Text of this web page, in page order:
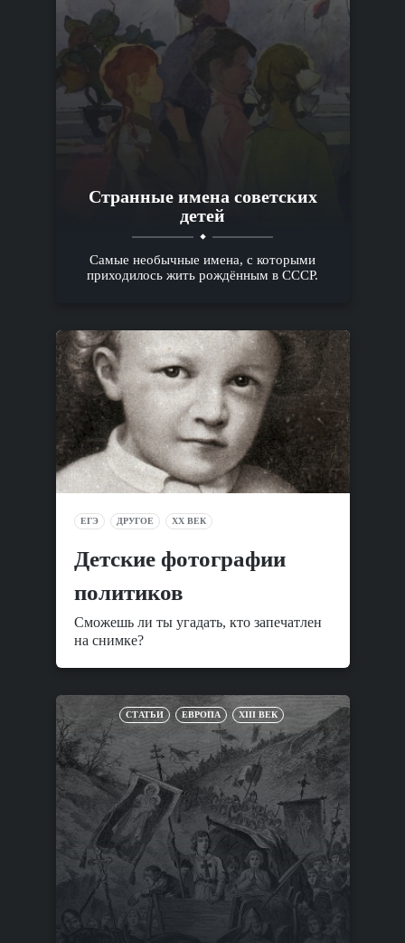
Cтранные имена советских
детей
Самые необычные имена, с которыми
приходилось жить рождённым в СССР.
ЕГЭ ДРУГОЕ XX ВЕК
Детские фотографии
политиков
Сможешь ли ты угадать, кто запечатлен
на снимке?
СТАТЬИ ЕВРОПА XIII ВЕК